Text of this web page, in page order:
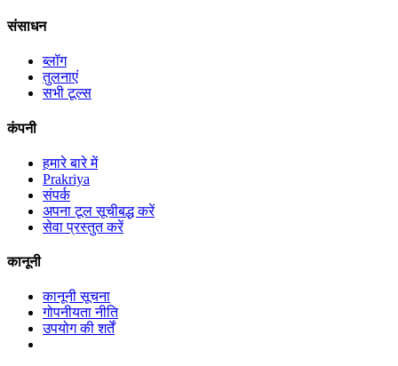
संसाधन
ब्लॉग
तुलनाएं
सभी टूल्स
कंपनी
हमारे बारे में
Prakriya
संपर्क
अपना टूल सूचीबद्ध करें
सेवा प्रस्तुत करें
कानूनी
कानूनी सूचना
गोपनीयता नीति
उपयोग की शर्तें